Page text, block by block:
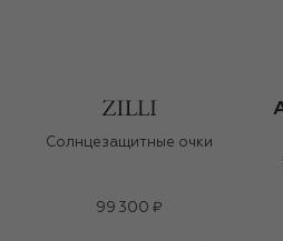
Солнцезащитные очки
99 300 ₽